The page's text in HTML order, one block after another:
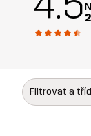
Filtrovat a